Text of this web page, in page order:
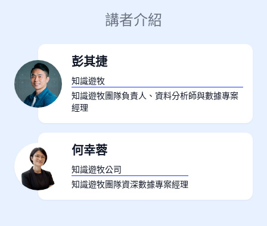
講者介紹
彭其捷
知識遊牧
知識遊牧團隊負責人、資料分析師與數據專案
經理
何幸蓉
知識遊牧公司
知識遊牧團隊資深數據專案經理